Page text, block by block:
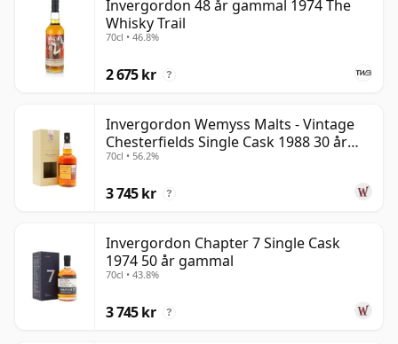
Invergordon 48 år gammal 1974 The
Whisky Trail
70cl • 46.8%
2 675 kr ?
Invergordon Wemyss Malts - Vintage
Chesterfields Single Cask 1988 30 år
gammal
70cl • 56.2%
3 745 kr ?
Invergordon Chapter 7 Single Cask
1974 50 år gammal
70cl • 43.8%
3 745 kr ?